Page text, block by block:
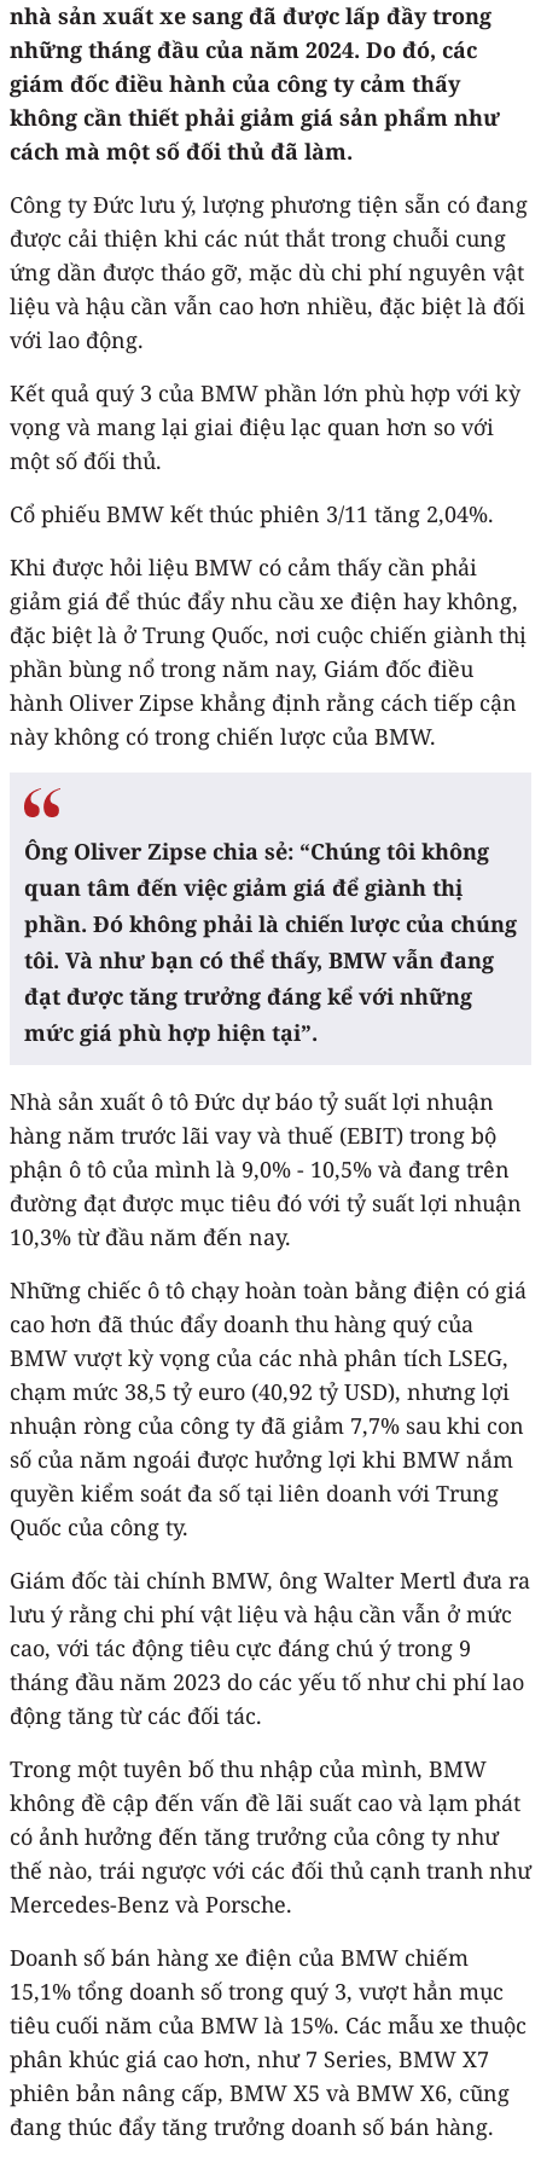
nhà sản xuất xe sang đã được lấp đầy trong
những tháng đầu của năm 2024. Do đó, các
giám đốc điều hành của công ty cảm thấy
không cần thiết phải giảm giá sản phẩm như
cách mà một số đối thủ đã làm.
Công ty Đức lưu ý, lượng phương tiện sẵn có đang
được cải thiện khi các nút thắt trong chuỗi cung
ứng dần được tháo gỡ, mặc dù chi phí nguyên vật
liệu và hậu cần vẫn cao hơn nhiều, đặc biệt là đối
với lao động.
Kết quả quý 3 của BMW phần lớn phù hợp với kỳ
vọng và mang lại giai điệu lạc quan hơn so với
một số đối thủ.
Cổ phiếu BMW kết thúc phiên 3/11 tăng 2,04%.
Khi được hỏi liệu BMW có cảm thấy cần phải
giảm giá để thúc đẩy nhu cầu xe điện hay không,
đặc biệt là ở Trung Quốc, nơi cuộc chiến giành thị
phần bùng nổ trong năm nay, Giám đốc điều
hành Oliver Zipse khẳng định rằng cách tiếp cận
này không có trong chiến lược của BMW.
Ông Oliver Zipse chia sẻ: “Chúng tôi không
quan tâm đến việc giảm giá để giành thị
phần. Đó không phải là chiến lược của chúng
tôi. Và như bạn có thể thấy, BMW vẫn đang
đạt được tăng trưởng đáng kể với những
mức giá phù hợp hiện tại”.
Nhà sản xuất ô tô Đức dự báo tỷ suất lợi nhuận
hàng năm trước lãi vay và thuế (EBIT) trong bộ
phận ô tô của mình là 9,0% - 10,5% và đang trên
đường đạt được mục tiêu đó với tỷ suất lợi nhuận
10,3% từ đầu năm đến nay.
Những chiếc ô tô chạy hoàn toàn bằng điện có giá
cao hơn đã thúc đẩy doanh thu hàng quý của
BMW vượt kỳ vọng của các nhà phân tích LSEG,
chạm mức 38,5 tỷ euro (40,92 tỷ USD), nhưng lợi
nhuận ròng của công ty đã giảm 7,7% sau khi con
số của năm ngoái được hưởng lợi khi BMW nắm
quyền kiểm soát đa số tại liên doanh với Trung
Quốc của công ty.
Giám đốc tài chính BMW, ông Walter Mertl đưa ra
lưu ý rằng chi phí vật liệu và hậu cần vẫn ở mức
cao, với tác động tiêu cực đáng chú ý trong 9
tháng đầu năm 2023 do các yếu tố như chi phí lao
động tăng từ các đối tác.
Trong một tuyên bố thu nhập của mình, BMW
không đề cập đến vấn đề lãi suất cao và lạm phát
có ảnh hưởng đến tăng trưởng của công ty như
thế nào, trái ngược với các đối thủ cạnh tranh như
Mercedes-Benz và Porsche.
Doanh số bán hàng xe điện của BMW chiếm
15,1% tổng doanh số trong quý 3, vượt hẳn mục
tiêu cuối năm của BMW là 15%. Các mẫu xe thuộc
phân khúc giá cao hơn, như 7 Series, BMW X7
phiên bản nâng cấp, BMW X5 và BMW X6, cũng
đang thúc đẩy tăng trưởng doanh số bán hàng.